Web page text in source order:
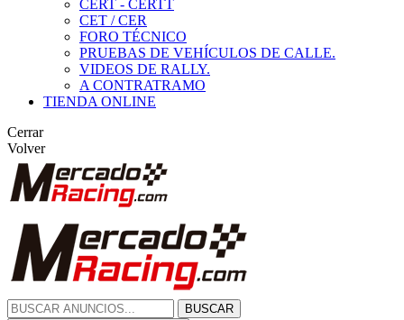
CERT - CERTT
CET / CER
FORO TÉCNICO
PRUEBAS DE VEHÍCULOS DE CALLE.
VIDEOS DE RALLY.
A CONTRATRAMO
TIENDA ONLINE
Cerrar
Volver
BUSCAR